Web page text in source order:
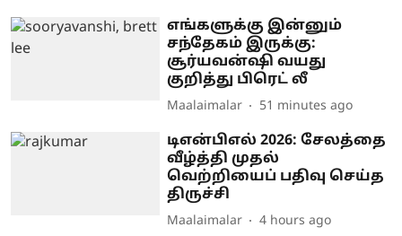
எங்களுக்கு இன்னும்
சந்தேகம் இருக்கு:
சூர்யவன்ஷி வயது
குறித்து பிரெட் லீ
Maalaimalar 51 minutes ago
டிஎன்பிஎல் 2026: சேலத்தை
வீழ்த்தி முதல்
வெற்றியைப் பதிவு செய்த
திருச்சி
Maalaimalar 4 hours ago